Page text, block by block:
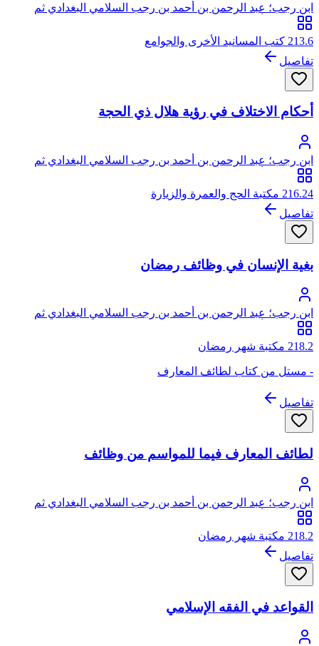
ابن رجب؛ عبد الرحمن بن أحمد بن رجب السلامي البغدادي ثم
الدمشقي، أبو الفرج، زين الدين
213.6 كتب المسانيد الأخرى والجوامع
تفاصيل
أحكام الاختلاف في رؤية هلال ذي الحجة
ابن رجب؛ عبد الرحمن بن أحمد بن رجب السلامي البغدادي ثم
الدمشقي، أبو الفرج، زين الدين
216.24 مكتبة الحج والعمرة والزيارة
تفاصيل
بغية الإنسان في وظائف رمضان
ابن رجب؛ عبد الرحمن بن أحمد بن رجب السلامي البغدادي ثم
الدمشقي، أبو الفرج، زين الدين
218.2 مكتبة شهر رمضان
- مستل من كتاب لطائف المعارف
تفاصيل
لطائف المعارف فيما للمواسم من وظائف
ابن رجب؛ عبد الرحمن بن أحمد بن رجب السلامي البغدادي ثم
الدمشقي، أبو الفرج، زين الدين
218.2 مكتبة شهر رمضان
تفاصيل
القواعد في الفقه الإسلامي